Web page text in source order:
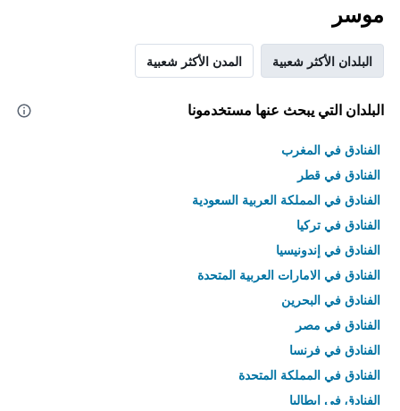
موسر
البلدان الأكثر شعبية المدن الأكثر شعبية
البلدان التي يبحث عنها مستخدمونا
الفنادق في المغرب
الفنادق في قطر
الفنادق في المملكة العربية السعودية
الفنادق في تركيا
الفنادق في إندونيسيا
الفنادق في الامارات العربية المتحدة
الفنادق في البحرين
الفنادق في مصر
الفنادق في فرنسا
الفنادق في المملكة المتحدة
الفنادق في إيطاليا